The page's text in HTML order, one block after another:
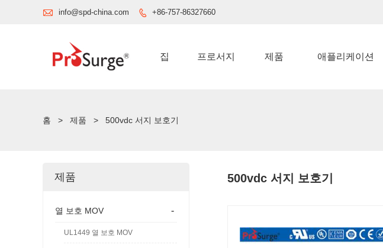
 info@spd-china.com  +86-757-86327660
집 프로서지 제품 애플리케이션
홈 > 제품 > 500vdc 서지 보호기
500vdc 서지 보호기
제품
-
열 보호 MOV
UL1449 열 보호 MOV